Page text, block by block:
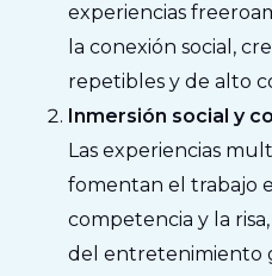
experiencias
la conexión social,
repetibles y de alto
Inmersión social y
Las experiencias
fomentan el trabajo
competencia y la
del entretenimiento